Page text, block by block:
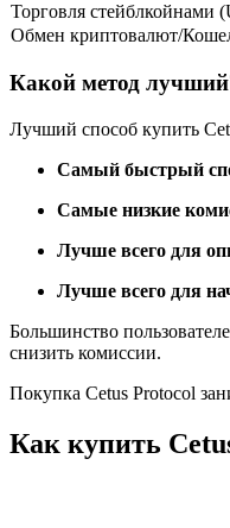
USDC фьючерсы
Копирование
Присоединяйтесь к
Торговля стейблкойнами
Обмен криптовалют/
Какой метод
Лучший способ купить
Самый быстрый
Самые низкие
Лучше всего для
Лучше всего для
Большинство
снизить комиссии.
Покупка Cetus Protocol
Как купить